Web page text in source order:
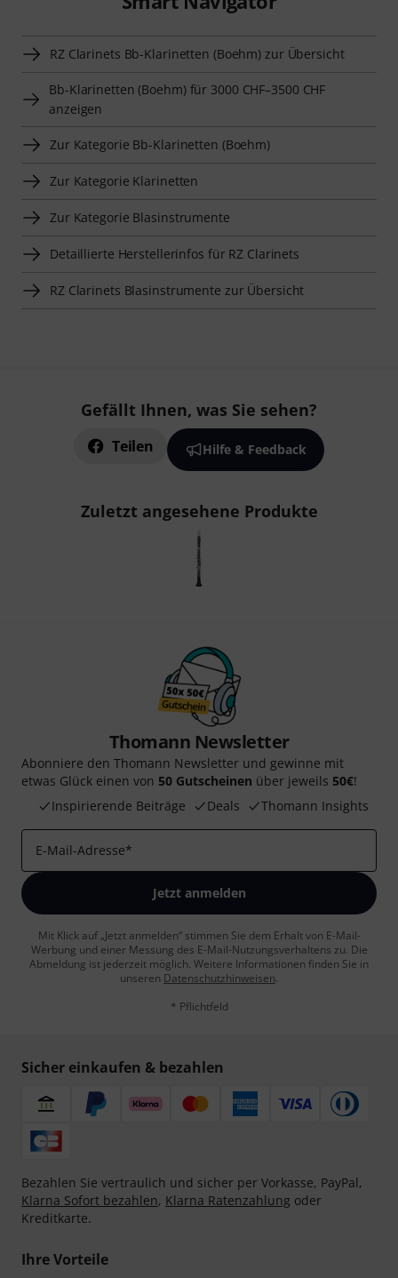
RZ Clarinets Bb-Klarinetten (Boehm) zur Übersicht
Bb-Klarinetten (Boehm) für 3000 CHF–3500 CHF
anzeigen
Zur Kategorie Bb-Klarinetten (Boehm)
Zur Kategorie Klarinetten
Zur Kategorie Blasinstrumente
Detaillierte Herstellerinfos für RZ Clarinets
RZ Clarinets Blasinstrumente zur Übersicht
Gefällt Ihnen, was Sie sehen?
Teilen Hilfe & Feedback
Zuletzt angesehene Produkte
Thomann Newsletter
Abonniere den Thomann Newsletter und gewinne mit
etwas Glück einen von 50 Gutscheinen über jeweils 50€!
Inspirierende Beiträge
Deals Thomann Insights
E-Mail-Adresse*
Jetzt anmelden
Mit Klick auf „Jetzt anmelden“ stimmen Sie dem Erhalt von E-Mail-
Werbung und einer Messung des E-Mail-Nutzungsverhaltens zu. Die
Abmeldung ist jederzeit möglich. Weitere Informationen finden Sie in
unseren Datenschutzhinweisen.
* Pflichtfeld
Sicher einkaufen & bezahlen
Bezahlen Sie vertraulich und sicher per Vorkasse, PayPal,
Klarna Sofort bezahlen, Klarna Ratenzahlung oder
Kreditkarte.
Ihre Vorteile